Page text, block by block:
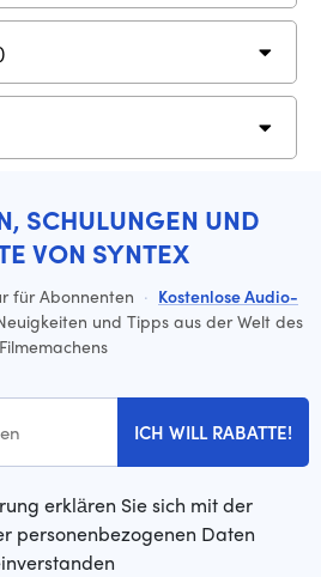
SCHULUNGEN UND
VON SYNTEX
für Abonnenten · Kostenlose Audio-
und Tipps aus der Welt des
Filmemachens
ICH WILL RABATTE!
erklären Sie sich mit der
personenbezogenen Daten